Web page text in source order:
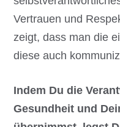
Vertrauen und
zeigt, dass man die
diese auch
Indem Du die
Gesundheit und